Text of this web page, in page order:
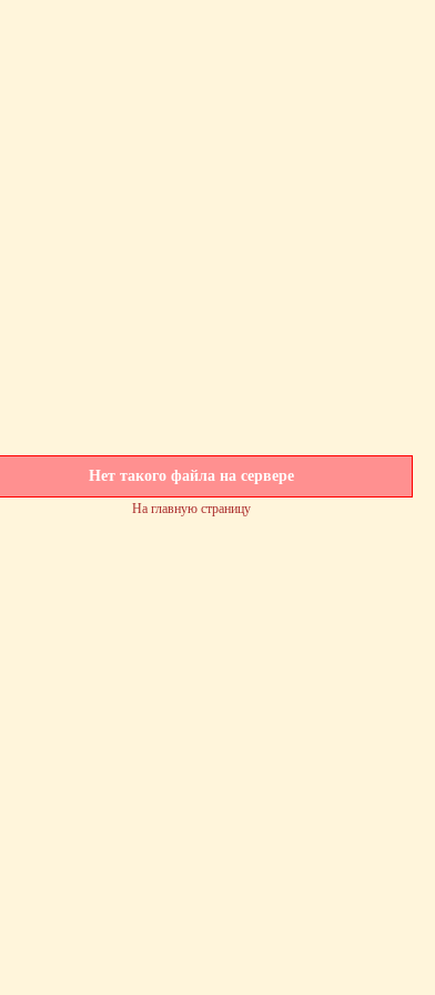
Нет такого файла на сервере
На главную страницу